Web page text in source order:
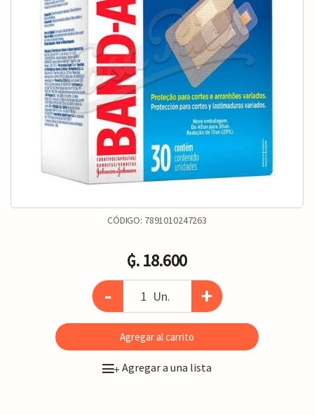
CÓDIGO: 7891010247263
₲. 18.600
- Un. +
Agregar al carrito
+Agregar a una lista